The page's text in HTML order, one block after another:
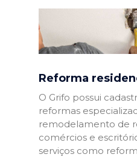
Reforma
O Grifo possui
reformas
remodelamento de
comércios e
serviços como